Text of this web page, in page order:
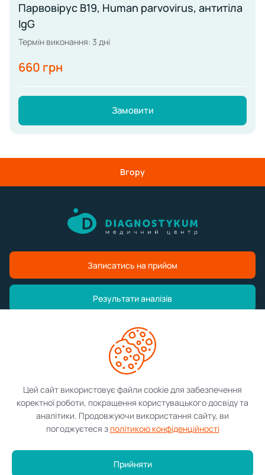
Парвовірус В19, Human parvovirus, антитіла
IgG
Термін виконання: 3 дні
660 грн
Замовити
Вгору
Записатись на прийом
Результати аналізів
Контакти
Розробка сайту:
Цей сайт використовує файли cookie для забезпечення
коректної роботи, покращення користувацького досвіду та
аналітики. Продовжуючи використання сайту, ви
погоджуєтеся з політикою конфіденційності
Прийняти